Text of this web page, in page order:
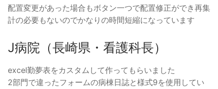
配置変更があった場合もボタン一つで配置修正ができ再集
計の必要もないのでかなりの時間短縮になっています
J病院（長崎県・看護科長）
excel勤夢表をカスタムして作ってもらいました
2部門で違ったフォームの病棟日誌と様式9を使用してい